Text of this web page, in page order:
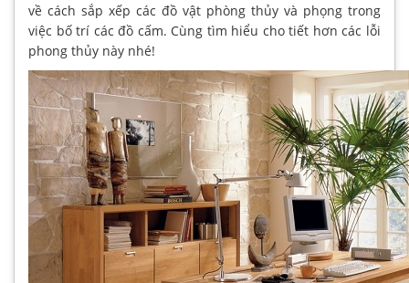
về cách sắp xếp các đồ vật phòng thủy và phọng trong
việc bố trí các đồ cấm. Cùng tìm hiểu cho tiết hơn các lỗi
phong thủy này nhé!